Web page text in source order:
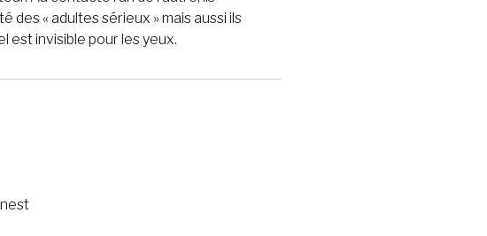
des « adultes sérieux » mais aussi ils
est invisible pour les yeux.